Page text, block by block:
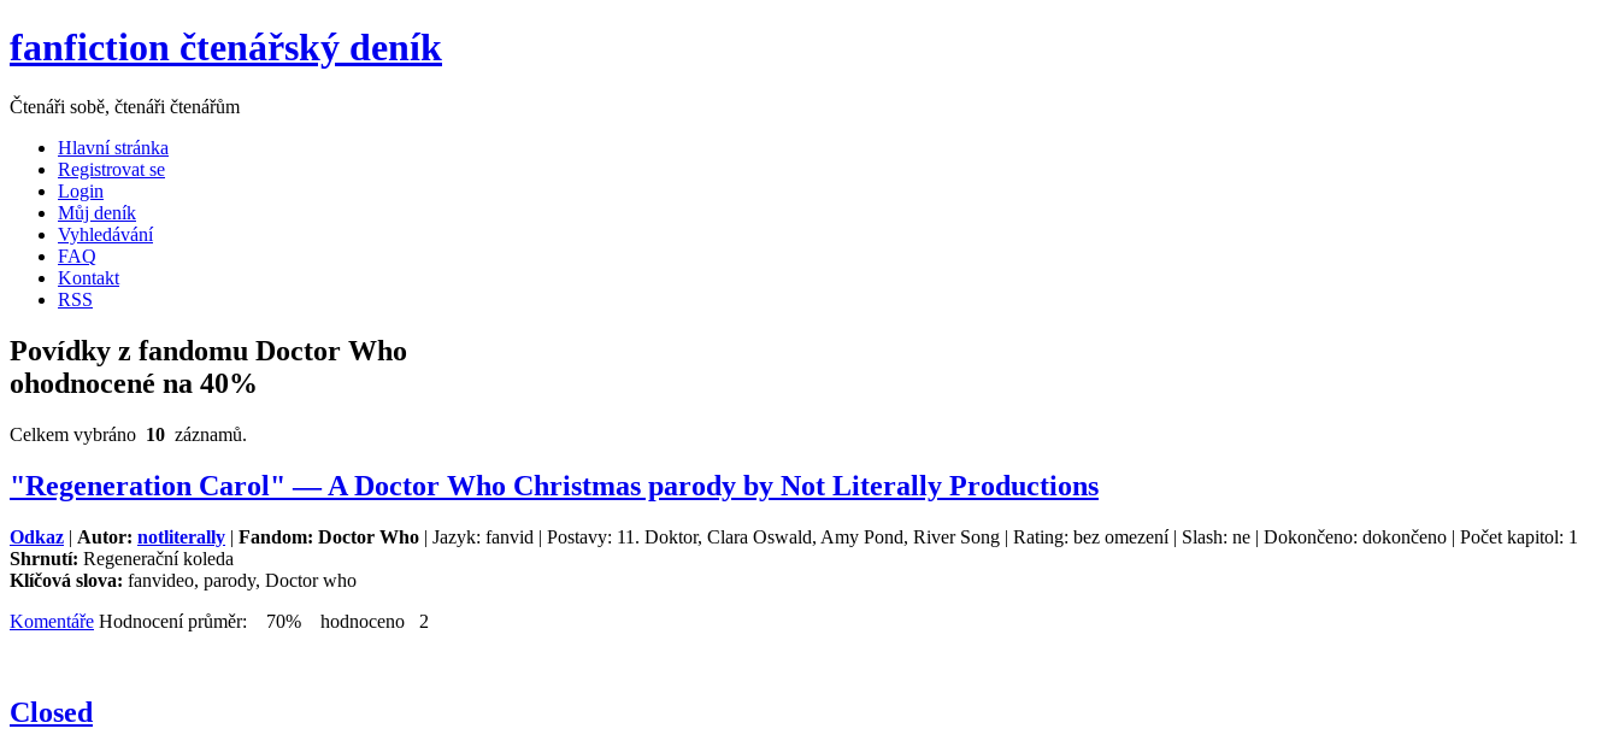
fanfiction čtenářský deník
Čtenáři sobě, čtenáři čtenářům
Hlavní stránka
Registrovat se
Login
Můj deník
Vyhledávání
FAQ
Kontakt
RSS
Povídky z fandomu Doctor Who
ohodnocené na 40%
Celkem vybráno 10 záznamů.
"Regeneration Carol" — A Doctor Who Christmas parody by Not Literally Productions
Odkaz | Autor: notliterally | Fandom: Doctor Who | Jazyk: fanvid | Postavy: 11. Doktor, Clara Oswald, Amy Pond, River Song | Rating: bez omezení | Slash: ne | Dokončeno: dokončeno | Počet kapitol: 1
Shrnutí: Regenerační koleda
Klíčová slova: fanvideo, parody, Doctor who
Komentáře Hodnocení průměr: 70% hodnoceno 2
Closed